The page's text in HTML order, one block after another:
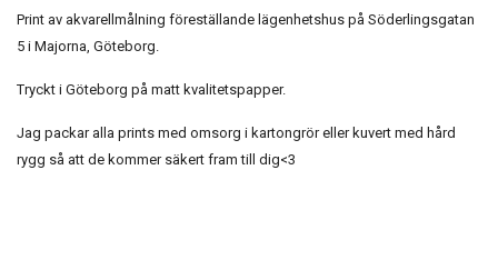
Print av akvarellmålning föreställande lägenhetshus på Söderlingsgatan
5 i Majorna, Göteborg.
Tryckt i Göteborg på matt kvalitetspapper.
Jag packar alla prints med omsorg i kartongrör eller kuvert med hård
rygg så att de kommer säkert fram till dig<3